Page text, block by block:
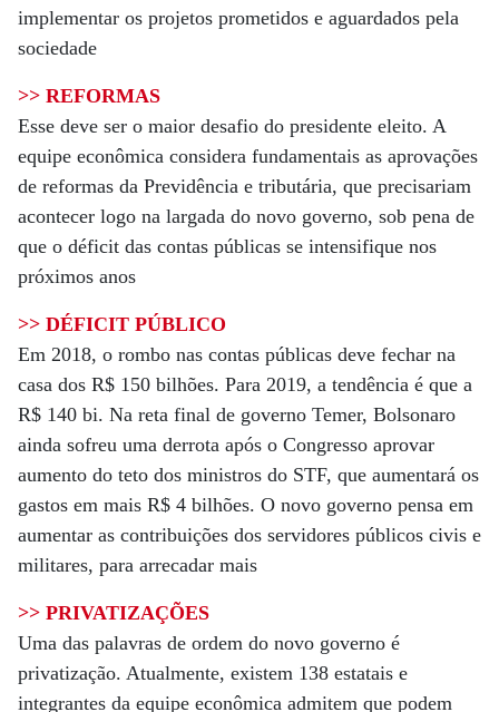
implementar os projetos prometidos e aguardados pela
sociedade
>> REFORMAS
Esse deve ser o maior desafio do presidente eleito. A
equipe econômica considera fundamentais as aprovações
de reformas da Previdência e tributária, que precisariam
acontecer logo na largada do novo governo, sob pena de
que o déficit das contas públicas se intensifique nos
próximos anos
>> DÉFICIT PÚBLICO
Em 2018, o rombo nas contas públicas deve fechar na
casa dos R$ 150 bilhões. Para 2019, a tendência é que a
R$ 140 bi. Na reta final de governo Temer, Bolsonaro
ainda sofreu uma derrota após o Congresso aprovar
aumento do teto dos ministros do STF, que aumentará os
gastos em mais R$ 4 bilhões. O novo governo pensa em
aumentar as contribuições dos servidores públicos civis e
militares, para arrecadar mais
>> PRIVATIZAÇÕES
Uma das palavras de ordem do novo governo é
privatização. Atualmente, existem 138 estatais e
integrantes da equipe econômica admitem que podem